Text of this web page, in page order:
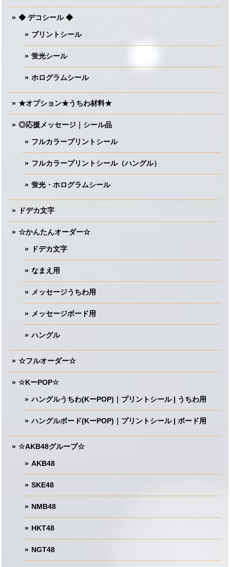
◆ デコシール ◆
プリントシール
蛍光シール
ホログラムシール
★オプション★うちわ材料★
◎応援メッセージ｜シール品
フルカラープリントシール
フルカラープリントシール（ハングル）
蛍光・ホログラムシール
ドデカ文字
☆かんたんオーダー☆
ドデカ文字
なまえ用
メッセージうちわ用
メッセージボード用
ハングル
☆フルオーダー☆
☆KーPOP☆
ハングルうちわ(KーPOP)｜プリントシール | うちわ用
ハングルボード(KーPOP)｜プリントシール | ボード用
☆AKB48グループ☆
AKB48
SKE48
NMB48
HKT48
NGT48